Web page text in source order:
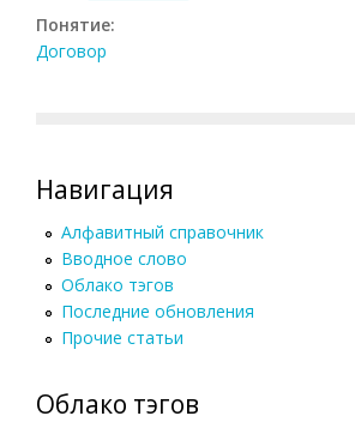
Понятие:
Договор
Навигация
Алфавитный справочник
Вводное слово
Облако тэгов
Последние обновления
Прочие статьи
Облако тэгов